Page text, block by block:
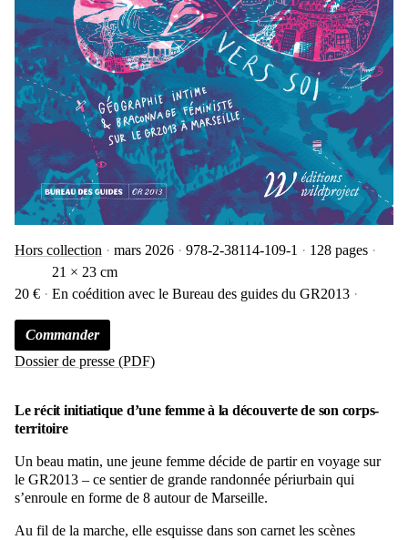
Hors collection mars 2026 978-2-38114-109-1 128 pages
20 €
21 × 23 cm
En coédition avec le Bureau des guides du GR2013
Commander
Dossier de presse (PDF)
Le récit initiatique d’une femme à la découverte de son corps-
territoire
Un beau matin, une jeune femme décide de partir en voyage sur
le GR2013 – ce sentier de grande randonnée périurbain qui
s’enroule en forme de 8 autour de Marseille.
Au fil de la marche, elle esquisse dans son carnet les scènes